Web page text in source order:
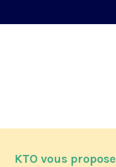
KTO vous propose